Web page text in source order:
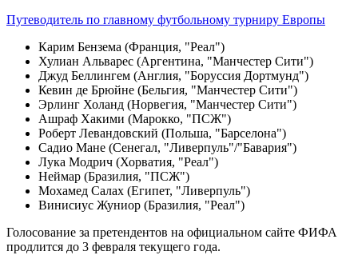
Путеводитель по главному футбольному турниру Европы
Карим Бензема (Франция, "Реал")
Хулиан Альварес (Аргентина, "Манчестер Сити")
Джуд Беллингем (Англия, "Боруссия Дортмунд")
Кевин де Брюйне (Бельгия, "Манчестер Сити")
Эрлинг Холанд (Норвегия, "Манчестер Сити")
Ашраф Хакими (Марокко, "ПСЖ")
Роберт Левандовский (Польша, "Барселона")
Садио Мане (Сенегал, "Ливерпуль"/"Бавария")
Лука Модрич (Хорватия, "Реал")
Неймар (Бразилия, "ПСЖ")
Мохамед Салах (Египет, "Ливерпуль")
Винисиус Жуниор (Бразилия, "Реал")
Голосование за претендентов на официальном сайте ФИФА
продлится до 3 февраля текущего года.